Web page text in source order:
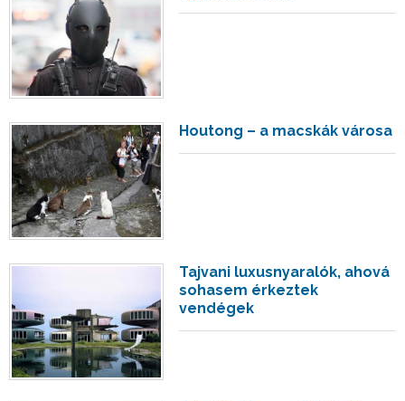
Houtong – a macskák városa
Tajvani luxusnyaralók, ahová
sohasem érkeztek
vendégek